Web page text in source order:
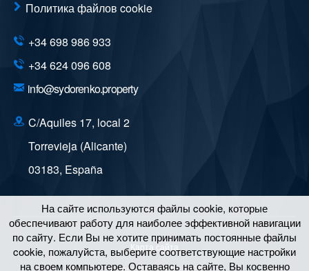
Политика файлов cookie
+34 698 986 933
+34 624 096 608
info@sydorenko.property
C/Aquiles 17, local 2
Torrevieja (Alicante)
03183, España
Карта сайта
На сайте используются файлы cookie, которые
обеспечивают работу для наиболее эффективной навигации
по сайту. Если Вы не хотите принимать постоянные файлы
cookie, пожалуйста, выберите соответствующие настройки
на своем компьютере. Оставаясь на сайте, Вы косвенно